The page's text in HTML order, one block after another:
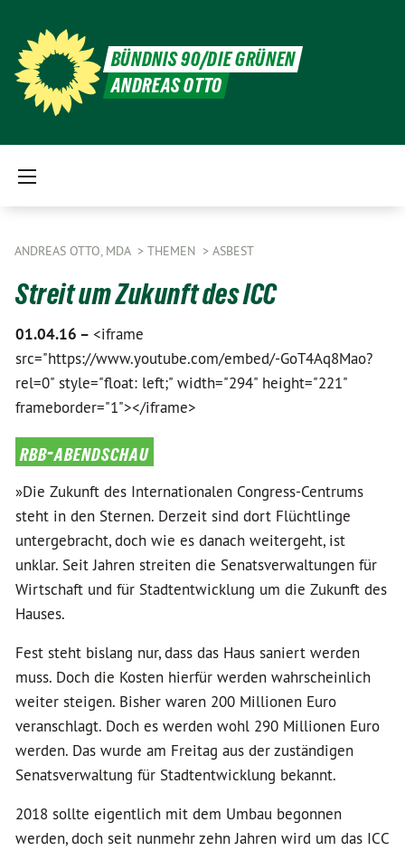
BÜNDNIS 90/DIE GRÜNEN
ANDREAS OTTO
ANDREAS OTTO, MDA THEMEN ASBEST
Streit um Zukunft des ICC
01.04.16 – <iframe
src="https://www.youtube.com/embed/-GoT4Aq8Mao?
rel=0" style="float: left;" width="294" height="221"
frameborder="1"></iframe>
rbb-abendschau
»Die Zukunft des Internationalen Congress-Centrums
steht in den Sternen. Derzeit sind dort Flüchtlinge
untergebracht, doch wie es danach weitergeht, ist
unklar. Seit Jahren streiten die Senatsverwaltungen für
Wirtschaft und für Stadtentwicklung um die Zukunft des
Hauses.
Fest steht bislang nur, dass das Haus saniert werden
muss. Doch die Kosten hierfür werden wahrscheinlich
weiter steigen. Bisher waren 200 Millionen Euro
veranschlagt. Doch es werden wohl 290 Millionen Euro
werden. Das wurde am Freitag aus der zuständigen
Senatsverwaltung für Stadtentwicklung bekannt.
2018 sollte eigentlich mit dem Umbau begonnen
werden, doch seit nunmehr zehn Jahren wird um das ICC